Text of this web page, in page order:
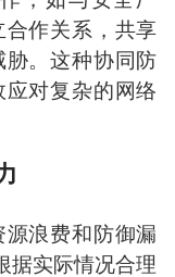
合作关系，共享
胁。这种协同防
对复杂的网络
浪费和防御漏
据实际情况合理